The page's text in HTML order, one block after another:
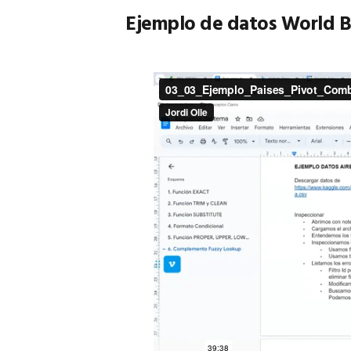
Ejemplo de datos World